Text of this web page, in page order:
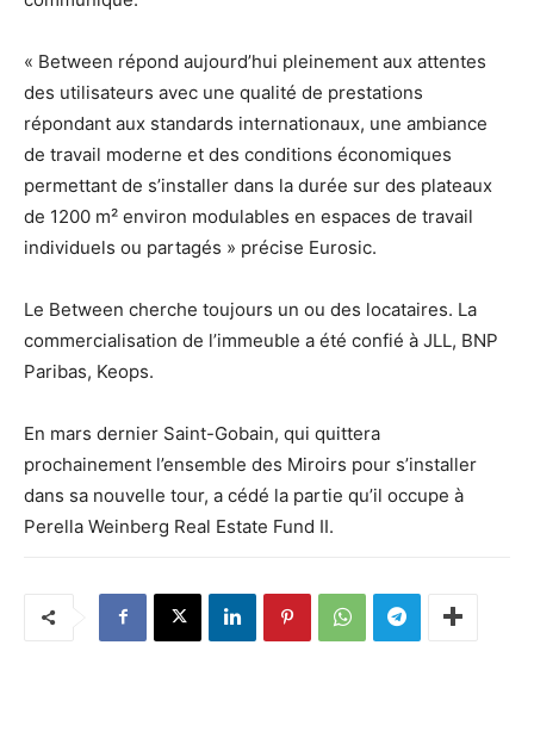
« Between répond aujourd’hui pleinement aux attentes
des utilisateurs avec une qualité de prestations
répondant aux standards internationaux, une ambiance
de travail moderne et des conditions économiques
permettant de s’installer dans la durée sur des plateaux
de 1200 m² environ modulables en espaces de travail
individuels ou partagés » précise Eurosic.
Le Between cherche toujours un ou des locataires. La
commercialisation de l’immeuble a été confié à JLL, BNP
Paribas, Keops.
En mars dernier Saint-Gobain, qui quittera
prochainement l’ensemble des Miroirs pour s’installer
dans sa nouvelle tour, a cédé la partie qu’il occupe à
Perella Weinberg Real Estate Fund II.